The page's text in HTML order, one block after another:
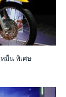
มื่น พิเศษ